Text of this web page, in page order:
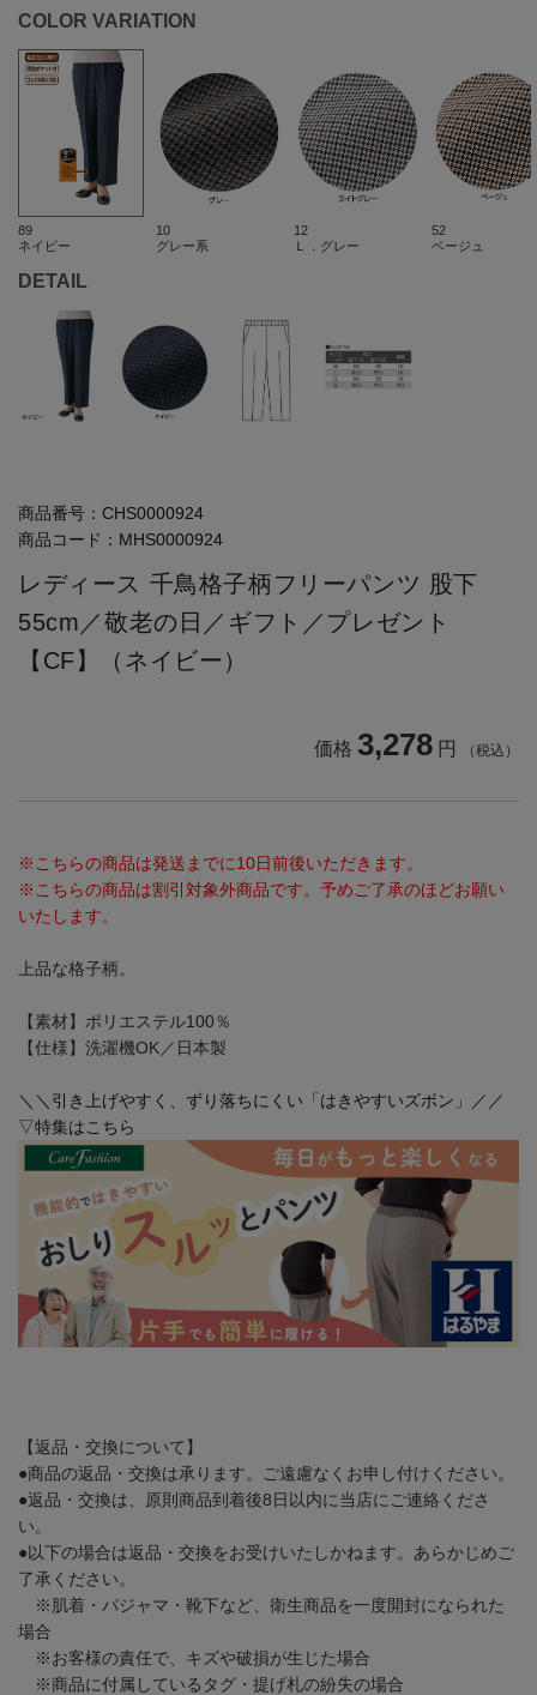
COLOR VARIATION
89
ネイビー
10
グレー系
12
Ｌ．グレー
52
ベージュ
DETAIL
商品番号： CHS0000924
商品コード： MHS0000924
レディース 千鳥格子柄フリーパンツ 股下
55cm／敬老の日／ギフト／プレゼント
【CF】（ネイビー）
価格 3,278 円 （税込）
※こちらの商品は発送までに10日前後いただきます。
※こちらの商品は割引対象外商品です。予めご了承のほどお願い
いたします。
上品な格子柄。
【素材】ポリエステル100％
【仕様】洗濯機OK／日本製
＼＼引き上げやすく、ずり落ちにくい「はきやすいズボン」／／
▽特集はこちら
【返品・交換について】
●商品の返品・交換は承ります。ご遠慮なくお申し付けください。
●返品・交換は、原則商品到着後8日以内に当店にご連絡くださ
い。
●以下の場合は返品・交換をお受けいたしかねます。あらかじめご
了承ください。
※肌着・パジャマ・靴下など、衛生商品を一度開封になられた
場合
※お客様の責任で、キズや破損が生じた場合
※商品に付属しているタグ・提げ札の紛失の場合